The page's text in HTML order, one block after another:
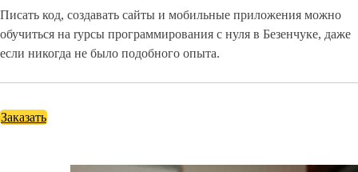
Писать код, создавать сайты и мобильные приложения можно
обучиться на rурсы программирования с нуля в Безенчуке, даже
если никогда не было подобного опыта.
Заказать